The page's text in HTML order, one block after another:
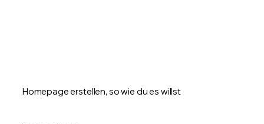
Homepage erstellen, so wie du es willst